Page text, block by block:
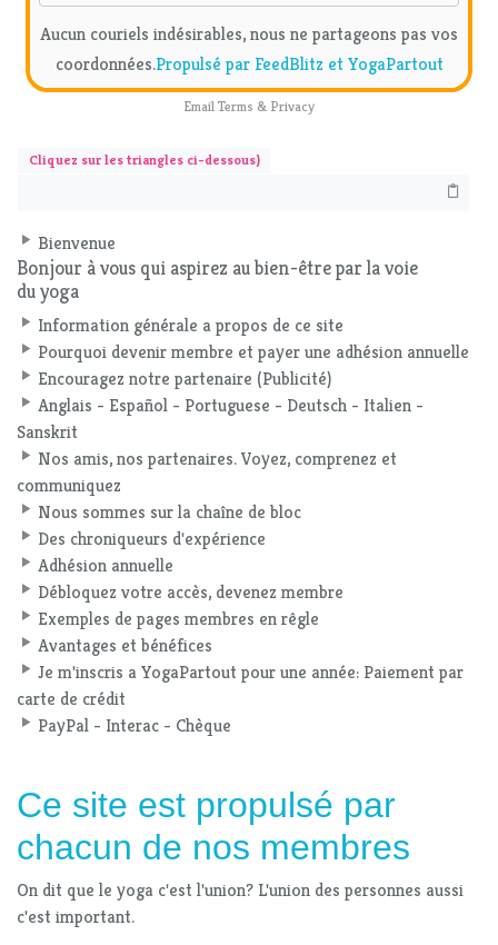
Aucun couriels indésirables, nous ne partageons pas vos
coordonnées.Propulsé par FeedBlitz et YogaPartout
EmailTerms & Privacy
Cliquez sur les triangles ci-dessous)
Bienvenue
Bonjour à vous qui aspirez au bien-être par la voie
du yoga
Information générale a propos de ce site
Pourquoi devenir membre et payer une adhésion annuelle
Encouragez notre partenaire (Publicité)
Anglais - Español - Portuguese - Deutsch - Italien -
Sanskrit
Nos amis, nos partenaires. Voyez, comprenez et
communiquez
Nous sommes sur la chaîne de bloc
Des chroniqueurs d'expérience
Adhésion annuelle
Débloquez votre accès, devenez membre
Exemples de pages membres en rêgle
Avantages et bénéfices
Je m'inscris a YogaPartout pour une année: Paiement par
carte de crédit
PayPal - Interac - Chèque
Ce site est propulsé par
chacun de nos membres
On dit que le yoga c'est l'union? L'union des personnes aussi
c'est important.